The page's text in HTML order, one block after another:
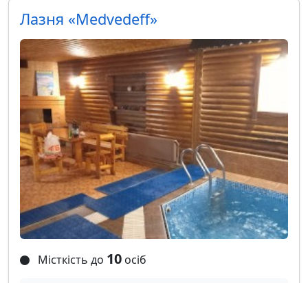
Лазня «Medvedeff»
Місткість до 10 осіб